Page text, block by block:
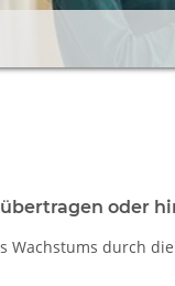
oder
durch